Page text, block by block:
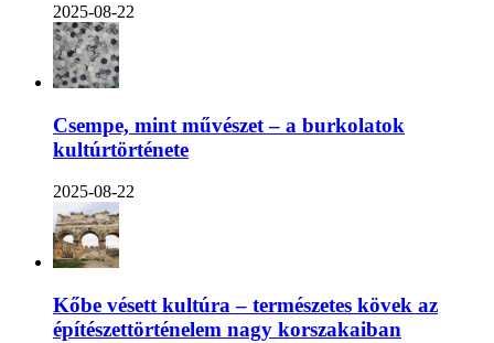
2025-08-22
Csempe, mint művészet – a burkolatok
kultúrtörténete
2025-08-22
Kőbe vésett kultúra – természetes kövek az
építészettörténelem nagy korszakaiban